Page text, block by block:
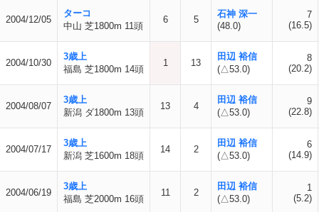
2004/12/05
ターコ
中山 芝1800m 11頭
6 5
石神 深一
(48.0)
7
(16.5)
2004/10/30
3歳上
福島 芝1800m 14頭
1 13
田辺 裕信
(△53.0)
8
(20.2)
2004/08/07
3歳上
新潟 ダ1800m 13頭
13 4
田辺 裕信
(△53.0)
9
(22.8)
2004/07/17
3歳上
新潟 芝1600m 18頭
14 2
田辺 裕信
(△53.0)
6
(14.9)
2004/06/19
3歳上
福島 芝2000m 16頭
11 2
田辺 裕信
(△53.0)
1
(5.2)